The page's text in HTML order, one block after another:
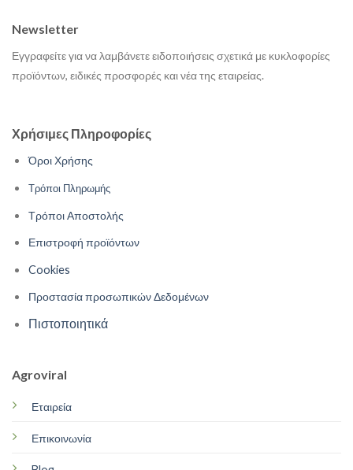
Χρήσιμες Πληροφορίες
Όροι Χρήσης
Τρόποι Πληρωμής
Τρόποι Αποστολής
Επιστροφή προϊόντων
Cookies
Προστασία προσωπικών Δεδομένων
Πιστοποιητικά
Agroviral
Εταιρεία
Επικοινωνία
Newsletter
Εγγραφείτε για να λαμβάνετε ειδοποιήσεις σχετικά με κυκλοφορίες
προϊόντων, ειδικές προσφορές και νέα της εταιρείας.